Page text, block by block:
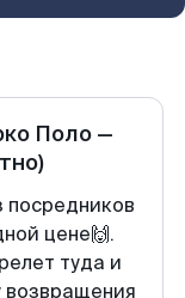
Поло—
посредников
цене🙌.
туда и
возвращения